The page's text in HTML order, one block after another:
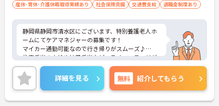
産休･育休･介護休暇取得実績あり
社会保険完備 交通費支給 退職金制度あり
静岡県静岡市清水区にございます、特別養護老人ホ
ームにてケアマネジャーの募集です！
マイカー通勤可能なので行き帰りがスムーズ♪
住宅手当の支給や扶養手当など、ライフステージが
変わっても長く働くことが出来る環境が整っていま
す◎
また、事業所内託児所があり、お子様のいらっしゃ
る方でも安心して働けます★
ご興味のある方は、マイナビ介護職までお問い合わ
詳細を見る 無料 紹介してもらう